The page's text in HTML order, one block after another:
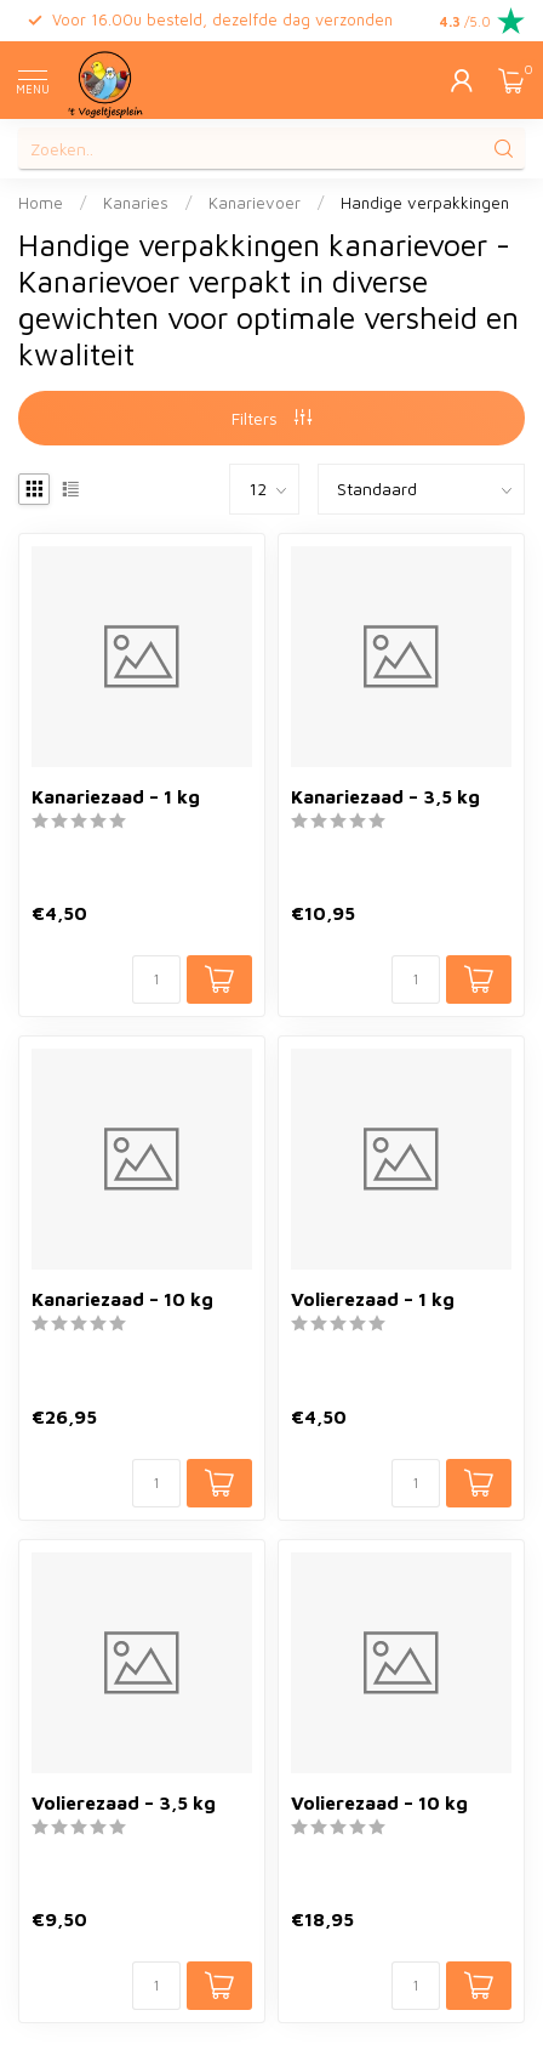
Voor 16.00u besteld, dezelfde dag verzonden Gratis
4.3 /5.0
MENU
0
Home / Kanaries / Kanarievoer / Handige verpakkingen
Handige verpakkingen kanarievoer -
Kanarievoer verpakt in diverse
gewichten voor optimale versheid en
kwaliteit
Filters
Kanariezaad – 1 kg
€4,50
Kanariezaad – 3,5 kg
€10,95
Kanariezaad – 10 kg
€26,95
Volierezaad – 1 kg
€4,50
Volierezaad – 3,5 kg
€9,50
Volierezaad – 10 kg
€18,95